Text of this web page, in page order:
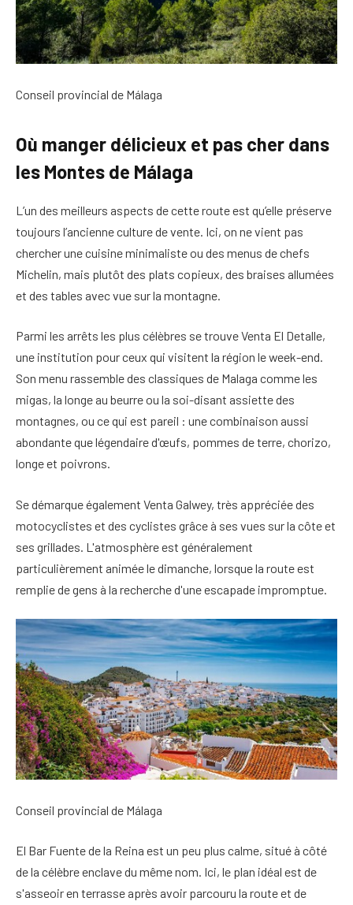
Conseil provincial de Málaga
Où manger délicieux et pas cher dans
les Montes de Málaga
L’un des meilleurs aspects de cette route est qu’elle préserve
toujours l’ancienne culture de vente. Ici, on ne vient pas
chercher une cuisine minimaliste ou des menus de chefs
Michelin, mais plutôt des plats copieux, des braises allumées
et des tables avec vue sur la montagne.
Parmi les arrêts les plus célèbres se trouve Venta El Detalle,
une institution pour ceux qui visitent la région le week-end.
Son menu rassemble des classiques de Malaga comme les
migas, la longe au beurre ou la soi-disant assiette des
montagnes, ou ce qui est pareil : une combinaison aussi
abondante que légendaire d'œufs, pommes de terre, chorizo,
longe et poivrons.
Se démarque également Venta Galwey, très appréciée des
motocyclistes et des cyclistes grâce à ses vues sur la côte et
ses grillades. L'atmosphère est généralement
particulièrement animée le dimanche, lorsque la route est
remplie de gens à la recherche d'une escapade impromptue.
Conseil provincial de Málaga
El Bar Fuente de la Reina est un peu plus calme, situé à côté
de la célèbre enclave du même nom. Ici, le plan idéal est de
s'asseoir en terrasse après avoir parcouru la route et de